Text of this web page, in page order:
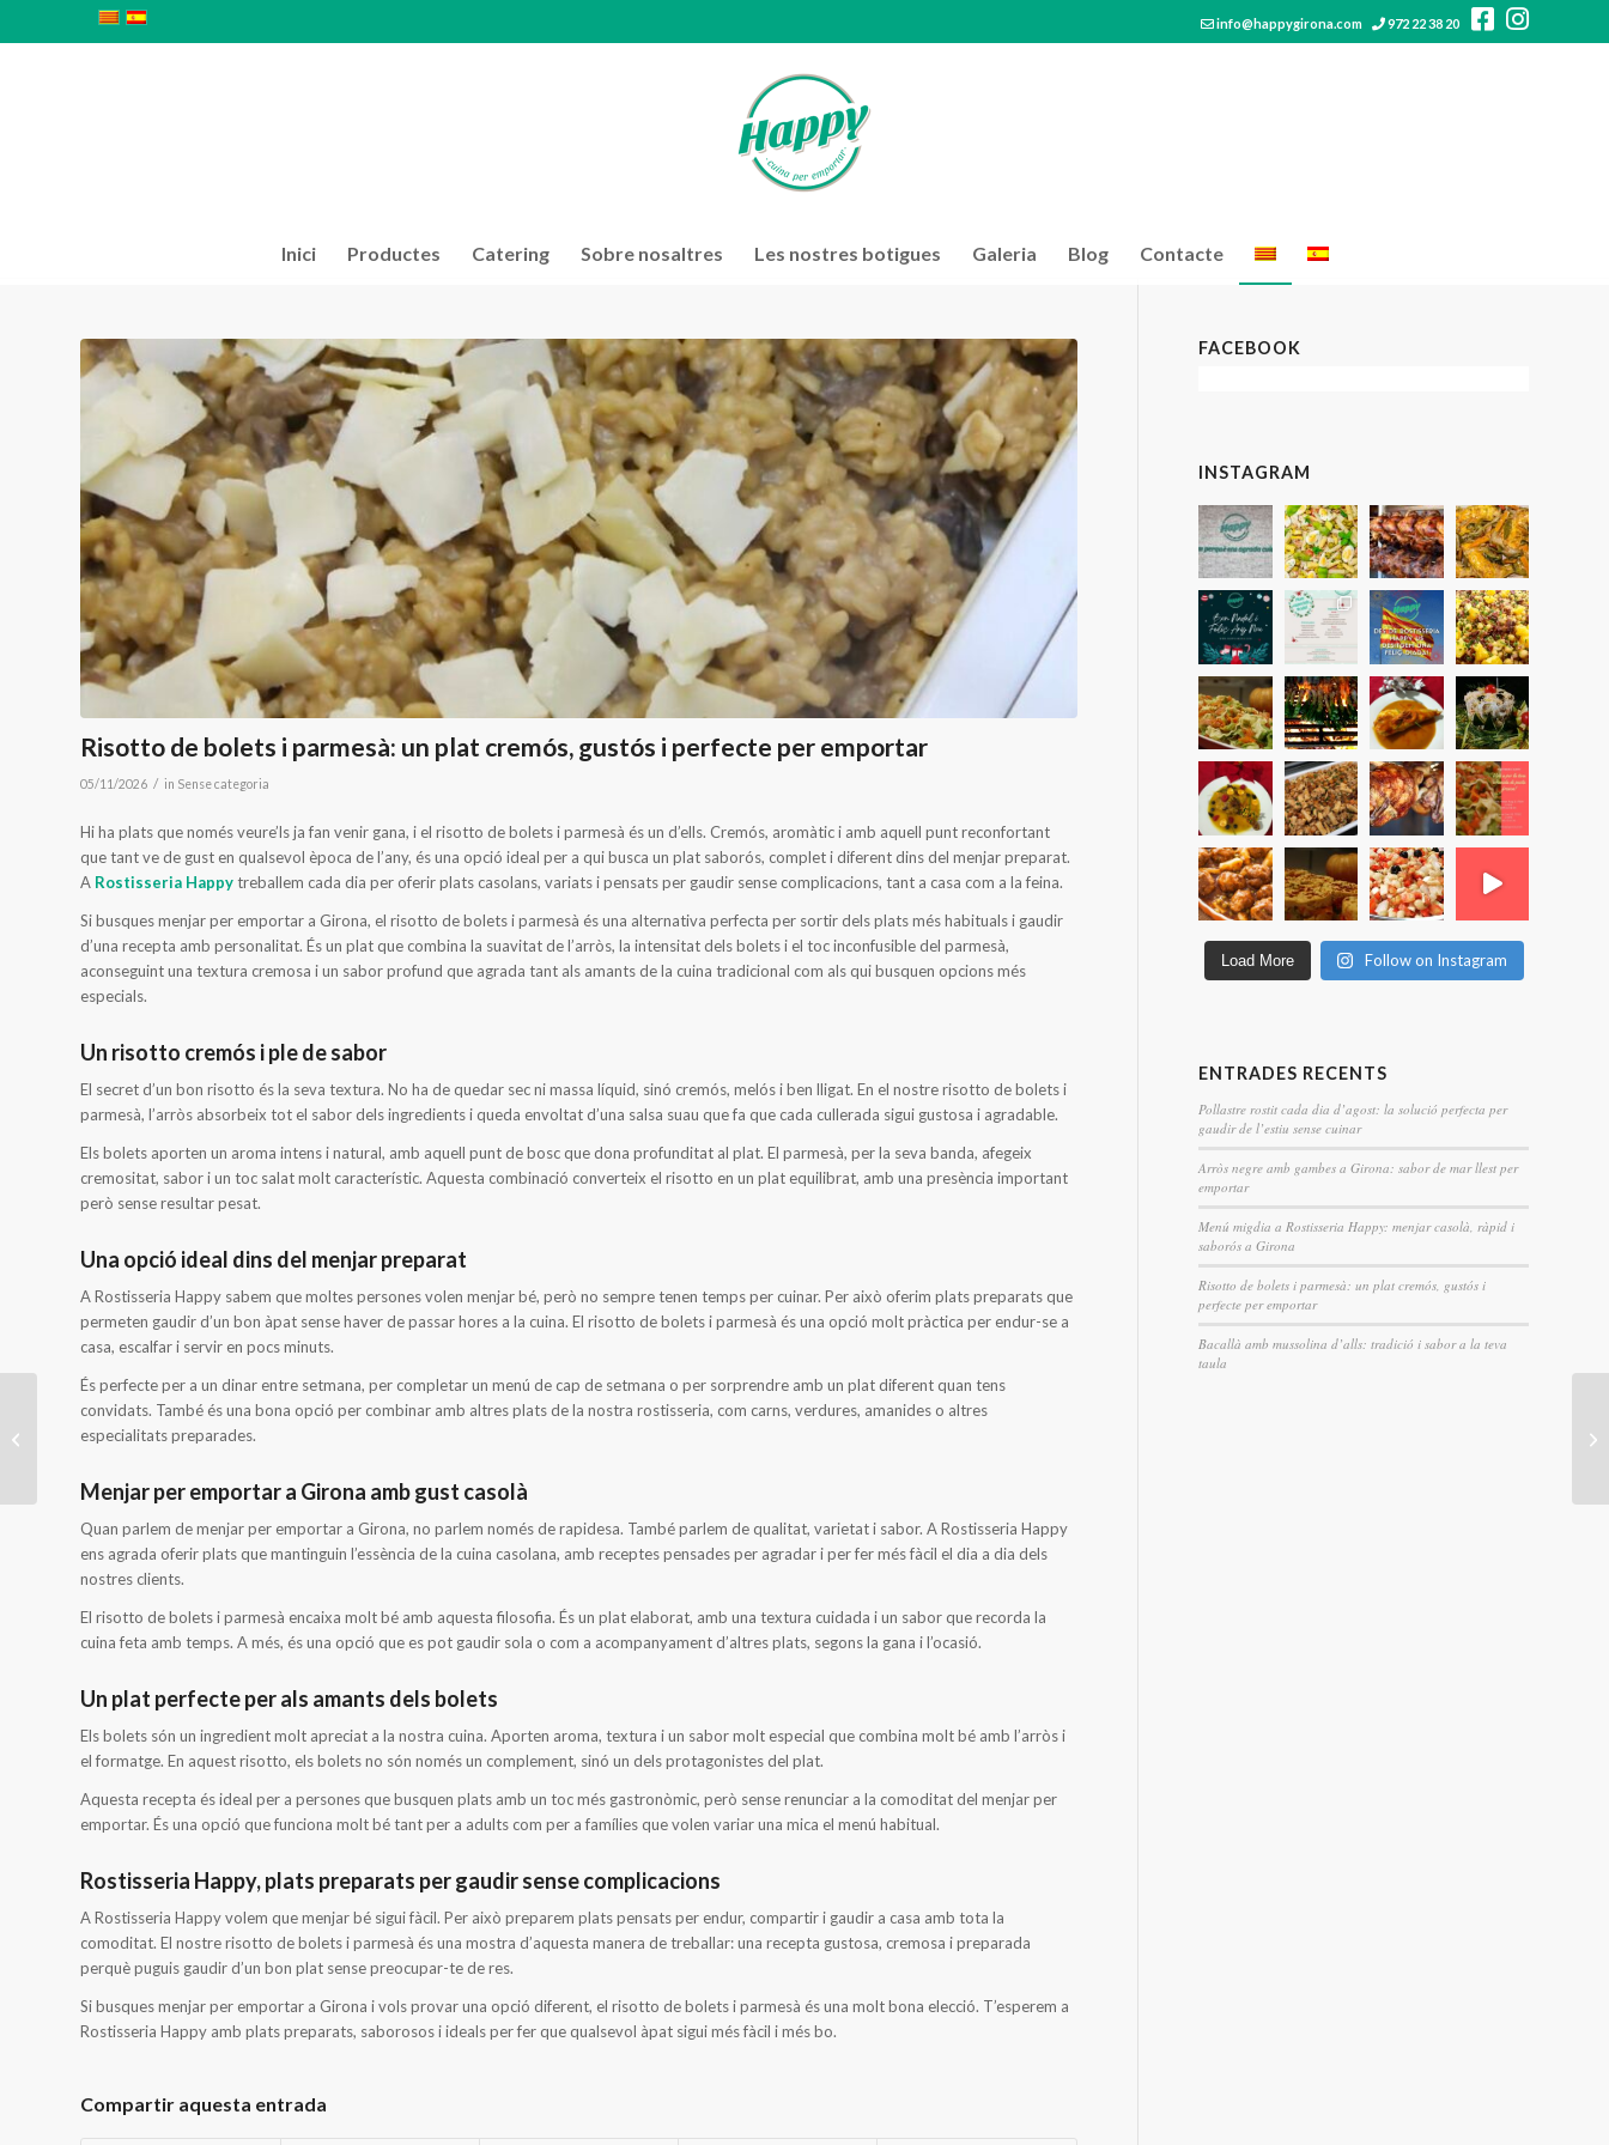
info@happygirona.com 972 22 38 20
Inici Productes Catering Sobre nosaltres Les nostres botigues Galeria Blog Contacte
Risotto de bolets i parmesà: un plat cremós, gustós i perfecte per emportar
05/11/2026 / in Sense categoria
Hi ha plats que només veure’ls ja fan venir gana, i el risotto de bolets i parmesà és un d’ells. Cremós, aromàtic i amb aquell punt reconfortant
que tant ve de gust en qualsevol època de l’any, és una opció ideal per a qui busca un plat saborós, complet i diferent dins del menjar preparat.
A Rostisseria Happytreballem cada dia per oferir plats casolans, variats i pensats per gaudir sense complicacions, tant a casa com a la feina.
Si busques menjar per emportar a Girona, el risotto de bolets i parmesà és una alternativa perfecta per sortir dels plats més habituals i gaudir
d’una recepta amb personalitat. És un plat que combina la suavitat de l’arròs, la intensitat dels bolets i el toc inconfusible del parmesà,
aconseguint una textura cremosa i un sabor profund que agrada tant als amants de la cuina tradicional com als qui busquen opcions més
especials.
Un risotto cremós i ple de sabor
El secret d’un bon risotto és la seva textura. No ha de quedar sec ni massa líquid, sinó cremós, melós i ben lligat. En el nostre risotto de bolets i
parmesà, l’arròs absorbeix tot el sabor dels ingredients i queda envoltat d’una salsa suau que fa que cada cullerada sigui gustosa i agradable.
Els bolets aporten un aroma intens i natural, amb aquell punt de bosc que dona profunditat al plat. El parmesà, per la seva banda, afegeix
cremositat, sabor i un toc salat molt característic. Aquesta combinació converteix el risotto en un plat equilibrat, amb una presència important
però sense resultar pesat.
Una opció ideal dins del menjar preparat
A Rostisseria Happy sabem que moltes persones volen menjar bé, però no sempre tenen temps per cuinar. Per això oferim plats preparats que
permeten gaudir d’un bon àpat sense haver de passar hores a la cuina. El risotto de bolets i parmesà és una opció molt pràctica per endur-se a
casa, escalfar i servir en pocs minuts.
És perfecte per a un dinar entre setmana, per completar un menú de cap de setmana o per sorprendre amb un plat diferent quan tens
convidats. També és una bona opció per combinar amb altres plats de la nostra rostisseria, com carns, verdures, amanides o altres
especialitats preparades.
Menjar per emportar a Girona amb gust casolà
Quan parlem de menjar per emportar a Girona, no parlem només de rapidesa. També parlem de qualitat, varietat i sabor. A Rostisseria Happy
ens agrada oferir plats que mantinguin l’essència de la cuina casolana, amb receptes pensades per agradar i per fer més fàcil el dia a dia dels
nostres clients.
El risotto de bolets i parmesà encaixa molt bé amb aquesta filosofia. És un plat elaborat, amb una textura cuidada i un sabor que recorda la
cuina feta amb temps. A més, és una opció que es pot gaudir sola o com a acompanyament d’altres plats, segons la gana i l’ocasió.
Un plat perfecte per als amants dels bolets
Els bolets són un ingredient molt apreciat a la nostra cuina. Aporten aroma, textura i un sabor molt especial que combina molt bé amb l’arròs i
el formatge. En aquest risotto, els bolets no són només un complement, sinó un dels protagonistes del plat.
Aquesta recepta és ideal per a persones que busquen plats amb un toc més gastronòmic, però sense renunciar a la comoditat del menjar per
emportar. És una opció que funciona molt bé tant per a adults com per a famílies que volen variar una mica el menú habitual.
Rostisseria Happy, plats preparats per gaudir sense complicacions
A Rostisseria Happy volem que menjar bé sigui fàcil. Per això preparem plats pensats per endur, compartir i gaudir a casa amb tota la
comoditat. El nostre risotto de bolets i parmesà és una mostra d’aquesta manera de treballar: una recepta gustosa, cremosa i preparada
perquè puguis gaudir d’un bon plat sense preocupar-te de res.
Si busques menjar per emportar a Girona i vols provar una opció diferent, el risotto de bolets i parmesà és una molt bona elecció. T’esperem a
Rostisseria Happy amb plats preparats, saborosos i ideals per fer que qualsevol àpat sigui més fàcil i més bo.
Compartir aquesta entrada
FACEBOOK
INSTAGRAM
Load More Follow on Instagram
ENTRADES RECENTS
Pollastre rostit cada dia d’agost: la solució perfecta per
gaudir de l’estiu sense cuinar
Arròs negre amb gambes a Girona: sabor de mar llest per
emportar
Menú migdia a Rostisseria Happy: menjar casolà, ràpid i
saborós a Girona
Risotto de bolets i parmesà: un plat cremós, gustós i
perfecte per emportar
Bacallà amb mussolina d’alls: tradició i sabor a la teva
taula
Bacallà amb mussolina
d’alls: tradició i sabor a